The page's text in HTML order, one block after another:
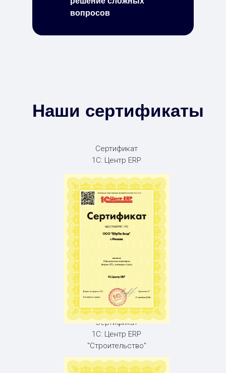
вопросов
Наши сертификаты
Сертификат
1С: Центр ERP
Сертификат
1С: Центр ERP
"Строительство"